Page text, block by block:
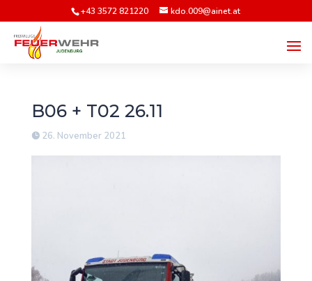
+43 3572 821220 kdo.009@ainet.at
B06 + T02 26.11
26. November 2021